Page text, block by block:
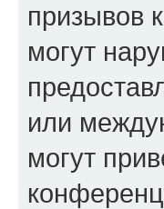
призывов
могут
или
могут